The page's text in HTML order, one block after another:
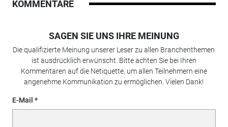
KOMMENTARE
SAGEN SIE UNS IHRE MEINUNG
Die qualifizierte Meinung unserer Leser zu allen Branchenthemen
ist ausdrücklich erwünscht. Bitte achten Sie bei Ihren
Kommentaren auf die Netiquette, um allen Teilnehmern eine
angenehme Kommunikation zu ermöglichen. Vielen Dank!
E-Mail